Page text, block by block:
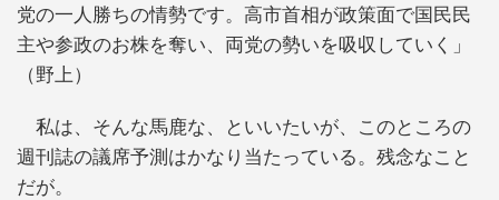
党の一人勝ちの情勢です。高市首相が政策面で国民民
主や参政のお株を奪い、両党の勢いを吸収していく」
（野上）
私は、そんな馬鹿な、といいたいが、このところの
週刊誌の議席予測はかなり当たっている。残念なこと
だが。